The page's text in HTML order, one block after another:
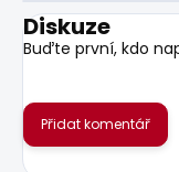
Diskuze
Buďte první, kdo
Přidat komentář